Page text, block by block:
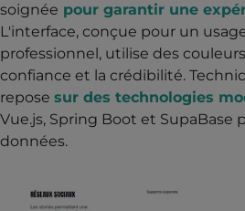
soignée pour garantir une
L'interface, conçue pour un
professionnel, utilise des
confiance et la crédibilité.
repose sur des technologies
Vue.js, Spring Boot et SupaBase
données.